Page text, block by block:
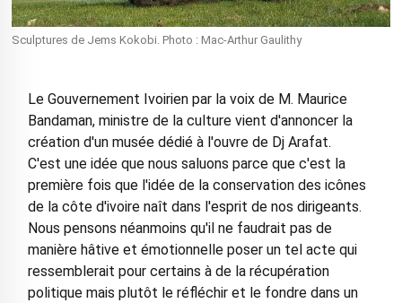
Sculptures de Jems Kokobi. Photo : Mac-Arthur Gaulithy
Le Gouvernement Ivoirien par la voix de M. Maurice
Bandaman, ministre de la culture vient d'annoncer la
création d'un musée dédié à l'ouvre de Dj Arafat.
C'est une idée que nous saluons parce que c'est la
première fois que l'idée de la conservation des icônes
de la côte d'ivoire naît dans l'esprit de nos dirigeants.
Nous pensons néanmoins qu'il ne faudrait pas de
manière hâtive et émotionnelle poser un tel acte qui
ressemblerait pour certains à de la récupération
politique mais plutôt le réfléchir et le fondre dans un